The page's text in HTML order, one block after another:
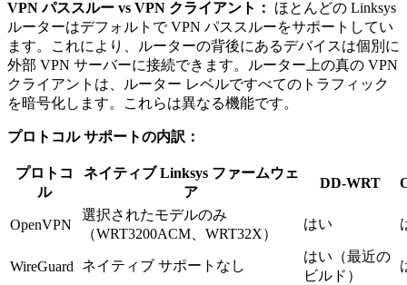
VPN パススルー vs VPN クライアント：
ほとんどの Linksys
ルーターはデフォルトで VPN パススルーをサポートしてい
ます。これにより、ルーターの背後にあるデバイスは個別に
外部 VPN サーバーに接続できます。ルーター上の真の VPN
クライアントは、ルーター レベルですべてのトラフィック
を暗号化します。これらは異なる機能です。
プロトコル サポートの内訳：
プロトコ
ル
ネイティブ Linksys ファームウェ
ア
DD-WRT
OpenVPN
選択されたモデルのみ
（WRT3200ACM、WRT32X）
はい
WireGuard ネイティブ サポートなし
はい（最近の
ビルド）